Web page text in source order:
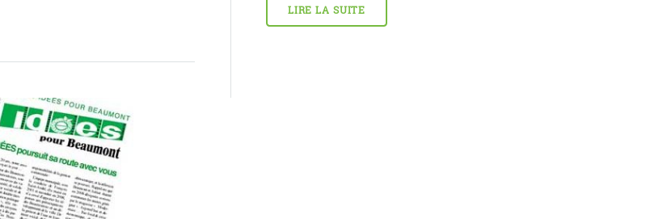
LIRE LA SUITE